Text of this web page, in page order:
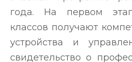
года. На первом
классов получают
устройства и
свидетельство о